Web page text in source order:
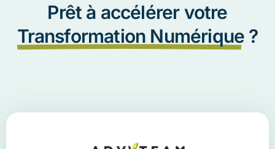
Prêt à accélérer votre
Transformation Numérique ?